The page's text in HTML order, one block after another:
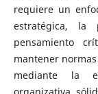
requiere un
estratégica,
pensamiento
mantener
mediante la